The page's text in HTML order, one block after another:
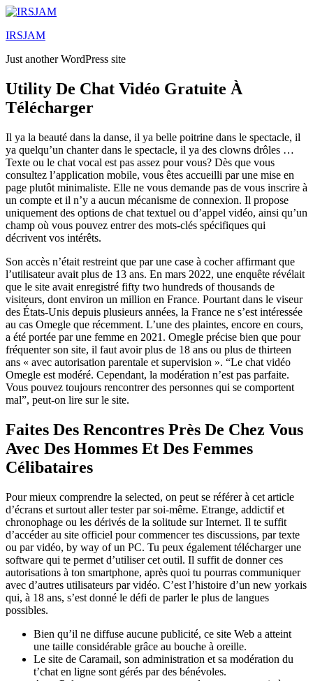
Lewati
konten
IRSJAM
Just another WordPress site
Utility De Chat Vidéo Gratuite À
Télécharger
Il ya la beauté dans la danse, il ya belle poitrine dans le spectacle, il
ya quelqu’un chanter dans le spectacle, il ya des clowns drôles …
Texte ou le chat vocal est pas assez pour vous? Dès que vous
consultez l’application mobile, vous êtes accueilli par une mise en
page plutôt minimaliste. Elle ne vous demande pas de vous inscrire à
un compte et il n’y a aucun mécanisme de connexion. Il propose
uniquement des options de chat textuel ou d’appel vidéo, ainsi qu’un
champ où vous pouvez entrer des mots-clés spécifiques qui
décrivent vos intérêts.
Son accès n’était restreint que par une case à cocher affirmant que
l’utilisateur avait plus de 13 ans. En mars 2022, une enquête révélait
que le site avait enregistré fifty two hundreds of thousands de
visiteurs, dont environ un million en France. Pourtant dans le viseur
des États-Unis depuis plusieurs années, la France ne s’est intéressée
au cas Omegle que récemment. L’une des plaintes, encore en cours,
a été portée par une femme en 2021. Omegle précise bien que pour
fréquenter son site, il faut avoir plus de 18 ans ou plus de thirteen
ans « avec autorisation parentale et supervision ». “Le chat vidéo
Omegle est modéré. Cependant, la modération n’est pas parfaite.
Vous pouvez toujours rencontrer des personnes qui se comportent
mal”, peut-on lire sur le site.
Faites Des Rencontres Près De Chez Vous
Avec Des Hommes Et Des Femmes
Célibataires
Pour mieux comprendre la selected, on peut se référer à cet article
d’écrans et surtout aller tester par soi-même. Etrange, addictif et
chronophage ou les dérivés de la solitude sur Internet. Il te suffit
d’accéder au site officiel pour commencer tes discussions, par texte
ou par vidéo, by way of un PC. Tu peux également télécharger une
software qui te permet d’utiliser cet outil. Il suffit de donner ces
autorisations à ton smartphone, après quoi tu pourras communiquer
avec d’autres utilisateurs par vidéo. C’est l’histoire d’un new yorkais
qui, à 18 ans, s’est donné le défi de parler le plus de langues
possibles.
Bien qu’il ne diffuse aucune publicité, ce site Web a atteint
une taille considérable grâce au bouche à oreille.
Le site de Caramail, son administration et sa modération du
t’chat en ligne sont gérés par des bénévoles.